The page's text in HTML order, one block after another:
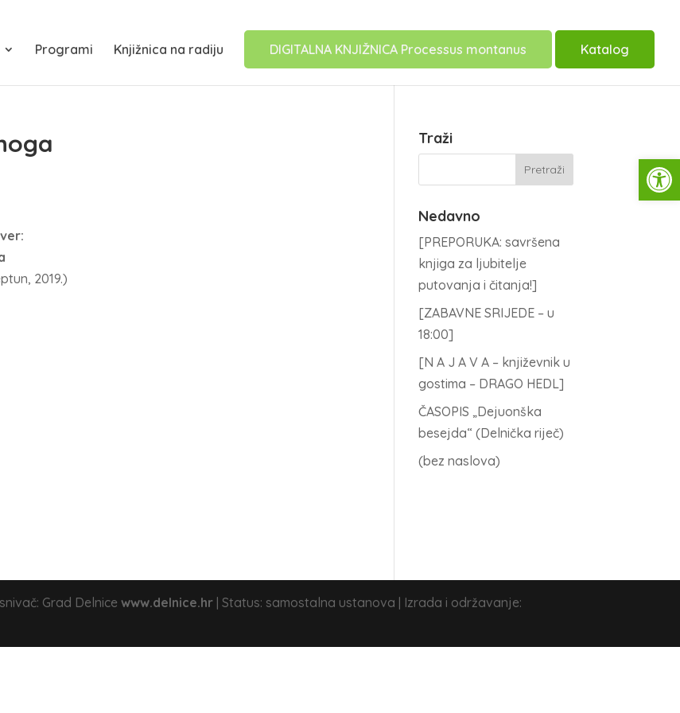
Programi Knjižnica na radiju DIGITALNA KNJIŽNICA Processus montanus Katalog
2019.)
Traži
Nedavno
[PREPORUKA: savršena
knjiga za ljubitelje
putovanja i čitanja!]
[ZABAVNE SRIJEDE – u
18:00]
[N A J A V A – književnik u
gostima – DRAGO HEDL]
ČASOPIS „Dejuonška
besejda“ (Delnička riječ)
(bez naslova)
Grad Delnicewww.delnice.hr | Status: samostalna ustanova | Izrada i održavanje: